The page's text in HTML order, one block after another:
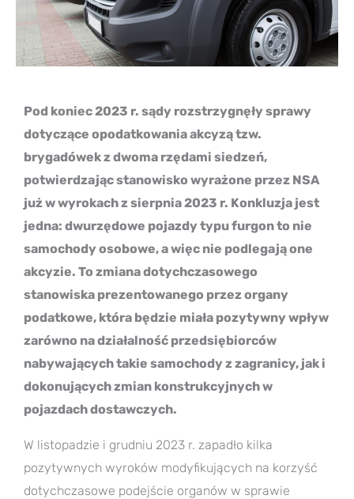
Pod koniec 2023 r. sądy rozstrzygnęły sprawy
dotyczące opodatkowania akcyzą tzw.
brygadówek z dwoma rzędami siedzeń,
potwierdzając stanowisko wyrażone przez NSA
już w wyrokach z sierpnia 2023 r. Konkluzja jest
jedna: dwurzędowe pojazdy typu furgon to nie
samochody osobowe, a więc nie podlegają one
akcyzie. To zmiana dotychczasowego
stanowiska prezentowanego przez organy
podatkowe, która będzie miała pozytywny wpływ
zarówno na działalność przedsiębiorców
nabywających takie samochody z zagranicy, jak i
dokonujących zmian konstrukcyjnych w
pojazdach dostawczych.
W listopadzie i grudniu 2023 r. zapadło kilka
pozytywnych wyroków modyfikujących na korzyść
dotychczasowe podejście organów w sprawie